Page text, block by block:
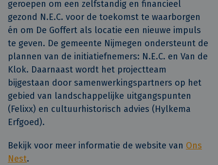
geroepen om een zelfstandig en financieel
gezond N.E.C. voor de toekomst te waarborgen
én om De Goffert als locatie een nieuwe impuls
te geven. De gemeente Nijmegen ondersteunt de
plannen van de initiatiefnemers: N.E.C. en Van de
Klok. Daarnaast wordt het projectteam
bijgestaan door samenwerkingspartners op het
gebied van landschappelijke uitgangspunten
(Felixx) en cultuurhistorisch advies (Hylkema
Erfgoed).
Bekijk voor meer informatie de website van Ons
Nest.